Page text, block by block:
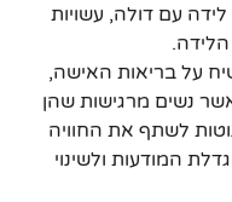
לידה עם דולה, עשויות
על בריאות האישה,
נשים מרגישות שהן
לשתף את החוויה
המודעות ולשינוי